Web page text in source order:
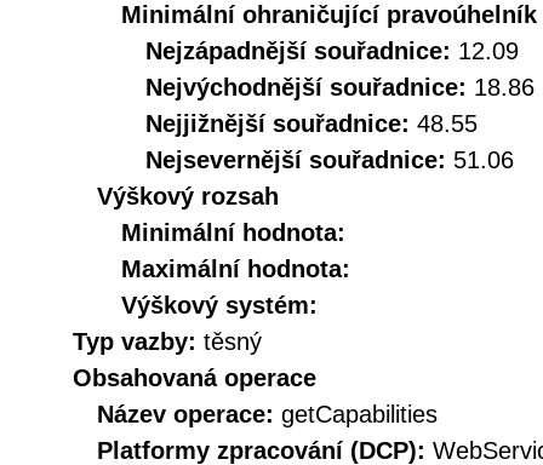
Minimální ohraničující pravoúhelník
Nejzápadnější souřadnice: 12.09
Nejvýchodnější souřadnice: 18.86
Nejjižnější souřadnice: 48.55
Nejsevernější souřadnice: 51.06
Výškový rozsah
Minimální hodnota:
Maximální hodnota:
Výškový systém:
Typ vazby: těsný
Obsahovaná operace
Název operace: getCapabilities
Platformy zpracování (DCP):